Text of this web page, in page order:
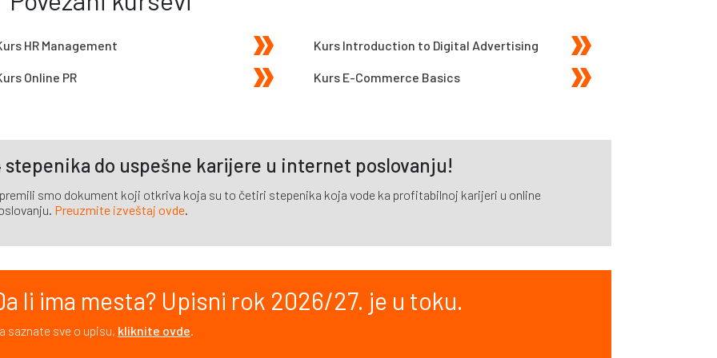
HR Management Kurs Introduction to Digital Advertising
Online PR Kurs E-Commerce Basics
stepenika do uspešne karijere u internet poslovanju!
smo dokument koji otkriva koja su to četiri stepenika koja vode ka profitabilnoj karijeri u online
Preuzmite izveštaj ovde.
li ima mesta? Upisni rok 2026/27. je u toku.
saznate sve o upisu, kliknite ovde.